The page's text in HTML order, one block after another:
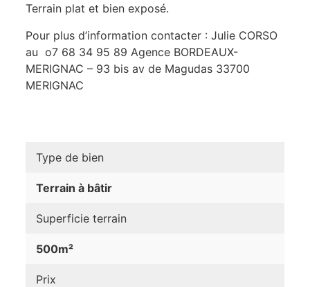
Terrain plat et bien exposé.
Pour plus d’information contacter : Julie CORSO
au o7 68 34 95 89 Agence BORDEAUX-
MERIGNAC – 93 bis av de Magudas 33700
MERIGNAC
Type de bien
Terrain à bâtir
Superficie terrain
500m²
Prix